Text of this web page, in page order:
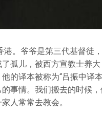
。爷爷是第三代基督徒
孤儿，被西方宣教士养
的译本被称为“吕振中译
事情。我们搬去的时候
人常常去教会。